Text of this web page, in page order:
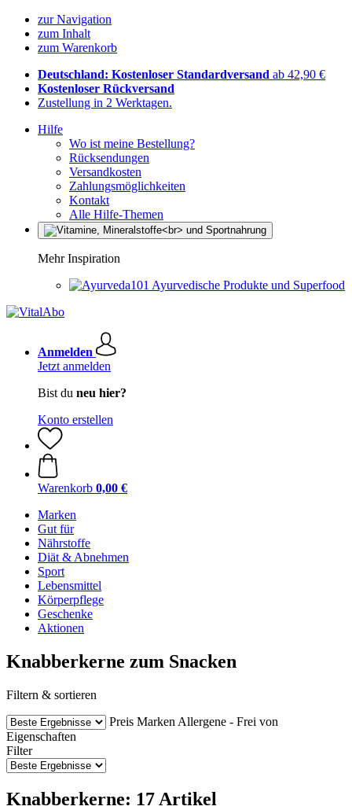
zur Navigation
zum Inhalt
zum Warenkorb
Deutschland: Kostenloser Standardversand ab 42,90 €
Kostenloser Rückversand
Zustellung in 2 Werktagen.
Hilfe
Wo ist meine Bestellung?
Rücksendungen
Versandkosten
Zahlungsmöglichkeiten
Kontakt
Alle Hilfe-Themen
Mehr Inspiration
Ayurvedische Produkte und Superfood
Anmelden
Jetzt anmelden
Bist du neu hier?
Konto erstellen
Warenkorb 0,00 €
Marken
Gut für
Nährstoffe
Diät & Abnehmen
Sport
Lebensmittel
Körperpflege
Geschenke
Aktionen
Knabberkerne zum Snacken
Filtern & sortieren
Preis Marken Allergene - Frei von
Eigenschaften
Filter
Knabberkerne: 17 Artikel